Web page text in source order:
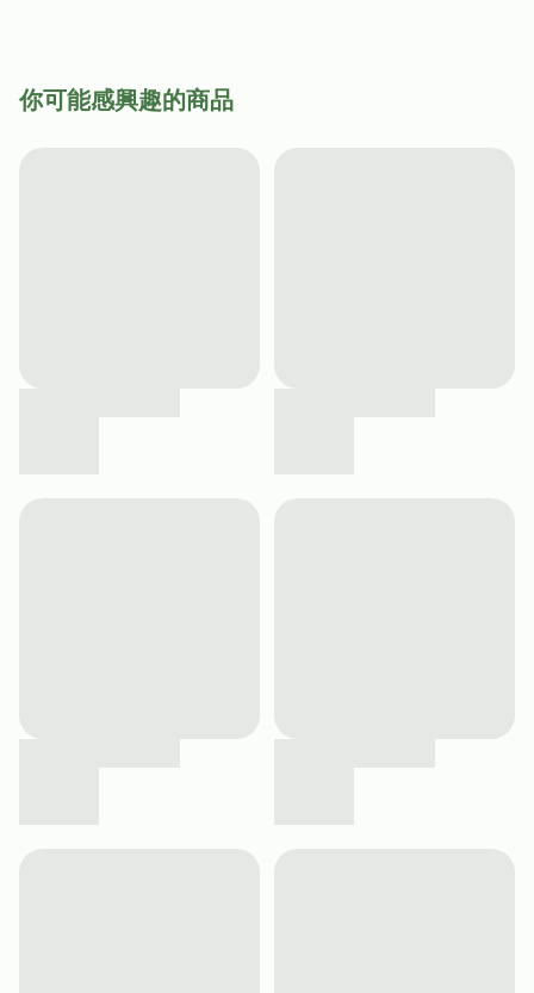
你可能感興趣的商品